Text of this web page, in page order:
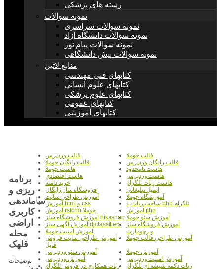
رشته های پزشکی
نمونه سوالات
نمونه سوالات سراسری
نمونه سوالات دانشگاه آزاد
نمونه سوالات پیام نور
نمونه سوالات پیش دانشگاهی
منابع لاتین
کتابهای فنی مهندسی
کتابهای علوم انسانی
کتابهای علوم پزشکی
کتابهای عمومی
کتابهای آموزشی
قالب جوملا
قالب وردپرس
قالب رایگان وردپرس
قالب رایگان جوملا
هاست نامحدود
هاست جوملا
هاست وردپرس
هاست اقتصادی
هاست ربات تلگرام
خرید دامنه
ایمیل تبلیغاتی
فروشگاه ساز رایگان
آموزشگاه جوملا
آموزش طراحی سایت
ساخت ربات با php تلگرام
آموزش html و css
آموزش php
آموزش rsform جوملا
آموزش سئو جوملا آموزش فروشگاه ساز hikashop
آموزش فروشگاه ساز
ویرچومارت
آموزش آگهی ساز djclassified
آموزش امنیت جوملا
آموزش طراحی قالب جوملا
آموزش طراحی سایت فروش
فایل
آموزش جوملا
آموزش سئو وردپرس
آموزش امنیت وردپرس
آموزش وردپرس
ربات دکمه شیشه ای تلگرام
ربات همکاری در فروش تلگرام
برنامه
ریزی و
ساماندهی
کاربری
اراضی
محله
قلهک
توضیحات
دسته: